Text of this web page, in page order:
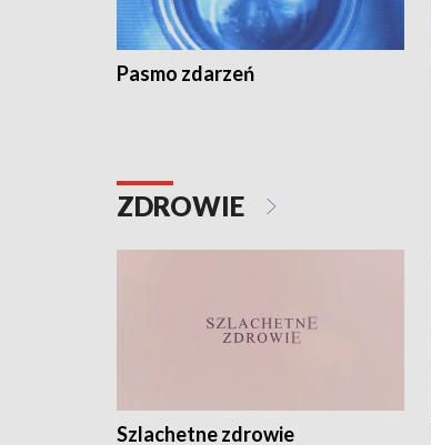
Pasmo zdarzeń
ZDROWIE
Szlachetne zdrowie